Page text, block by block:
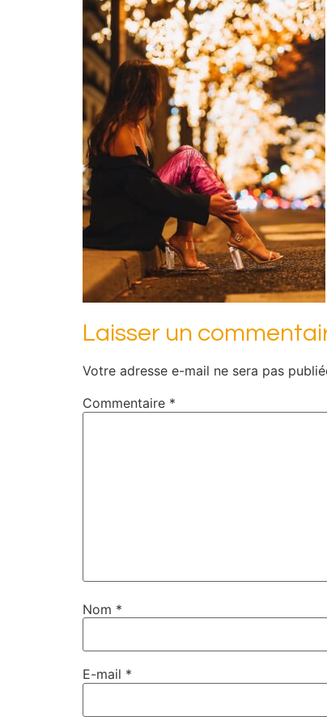
Laisser un
Votre adresse e-mail ne sera pas
Commentaire *
Nom *
E-mail *